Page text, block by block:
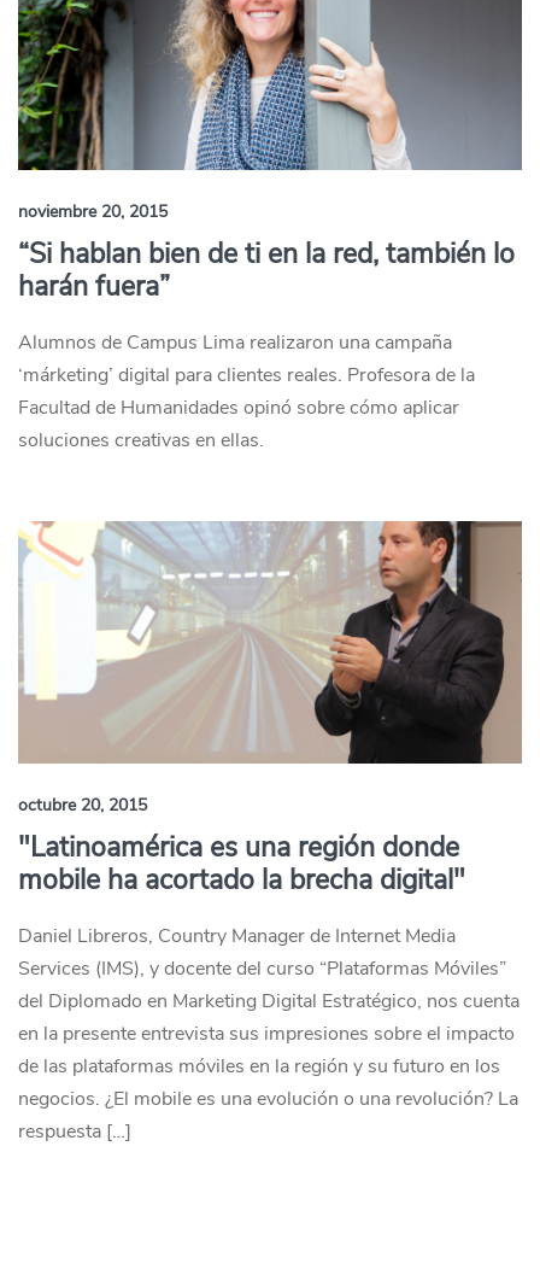
noviembre 20, 2015
“Si hablan bien de ti en la red, también lo
harán fuera”
Alumnos de Campus Lima realizaron una campaña
‘márketing’ digital para clientes reales. Profesora de la
Facultad de Humanidades opinó sobre cómo aplicar
soluciones creativas en ellas.
octubre 20, 2015
"Latinoamérica es una región donde
mobile ha acortado la brecha digital"
Daniel Libreros, Country Manager de Internet Media
Services (IMS), y docente del curso “Plataformas Móviles”
del Diplomado en Marketing Digital Estratégico, nos cuenta
en la presente entrevista sus impresiones sobre el impacto
de las plataformas móviles en la región y su futuro en los
negocios. ¿El mobile es una evolución o una revolución? La
respuesta […]